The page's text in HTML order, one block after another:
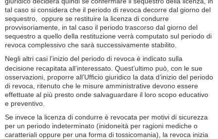
tal caso si considera che il periodo di revoca decorre dal giorno del
sequestro, oppure se restituire la licenza di condurre
provvisoriamente, in tal caso il periodo trascorso dal giorno del
sequestro a quello della restituzione verrà computato sul periodo di
revoca complessivo che sarà successivamente stabilito.
Negli altri casi l’inizio del periodo di revoca è indicato sulla
decisione recapitata all’interessato. Quest’ultimo può, con le sue
osservazioni, proporre all’Ufficio giuridico la data d’inizio del periodo
di revoca, ritenuto che le misure amministrative devono essere
effettuate al più presto onde salvaguardare il loro scopo educativo
e preventivo.
Se invece la licenza di condurre è revocata per motivi di sicurezza
per un periodo indeterminato (inidoneità per ragioni mediche o
caratteriali oppure per una forma di tossicomania), la revoca inizia